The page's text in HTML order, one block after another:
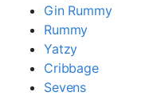
Gin Rummy
Rummy
Yatzy
Cribbage
Sevens